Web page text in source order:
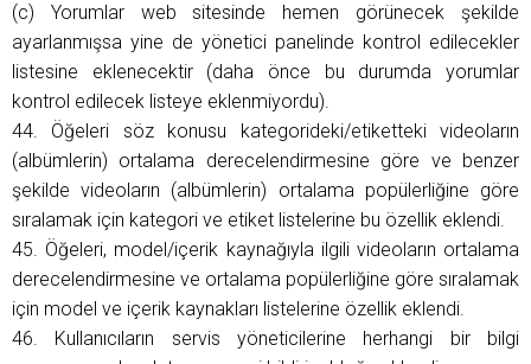
(c) Yorumlar web sitesinde hemen görünecek şekilde
ayarlanmışsa yine de yönetici panelinde kontrol edilecekler
listesine eklenecektir (daha önce bu durumda yorumlar
kontrol edilecek listeye eklenmiyordu).
44. Öğeleri söz konusu kategorideki/etiketteki videoların
(albümlerin) ortalama derecelendirmesine göre ve benzer
şekilde videoların (albümlerin) ortalama popülerliğine göre
sıralamak için kategori ve etiket listelerine bu özellik eklendi.
45. Öğeleri, model/içerik kaynağıyla ilgili videoların ortalama
derecelendirmesine ve ortalama popülerliğine göre sıralamak
için model ve içerik kaynakları listelerine özellik eklendi.
46. ​​Kullanıcıların servis yöneticilerine herhangi bir bilgi